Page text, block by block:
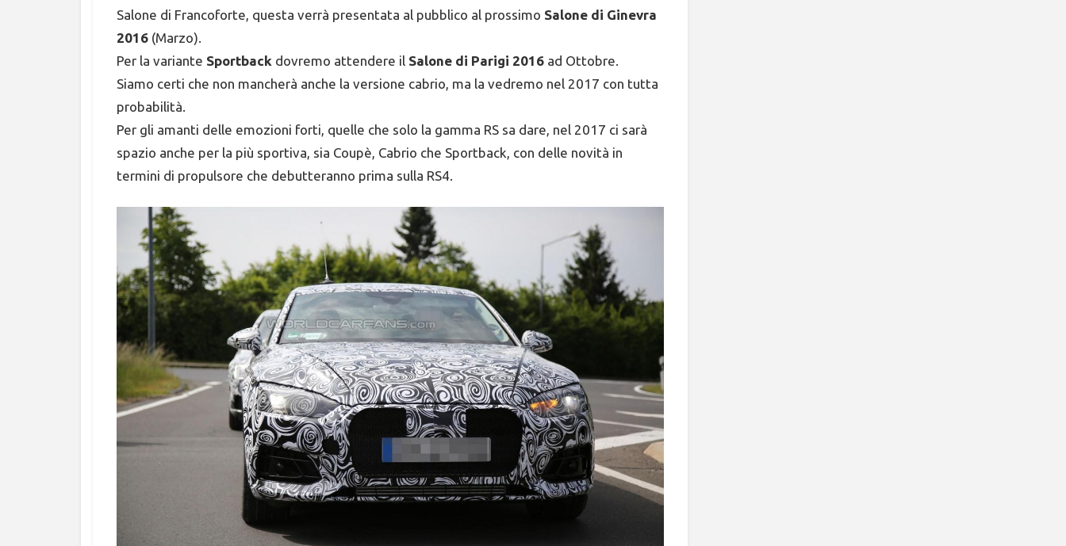
Salone di Francoforte, questa verrà presentata al pubblico al prossimo Salone di Ginevra
2016 (Marzo).
Per la variante Sportback dovremo attendere il Salone di Parigi 2016 ad Ottobre.
Siamo certi che non mancherà anche la versione cabrio, ma la vedremo nel 2017 con tutta
probabilità.
Per gli amanti delle emozioni forti, quelle che solo la gamma RS sa dare, nel 2017 ci sarà
spazio anche per la più sportiva, sia Coupè, Cabrio che Sportback, con delle novità in
termini di propulsore che debutteranno prima sulla RS4.